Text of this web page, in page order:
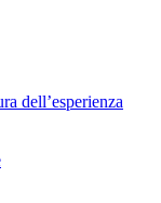
dell’esperienza